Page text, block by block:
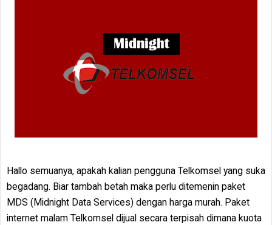
Hallo semuanya, apakah kalian pengguna Telkomsel yang suka
begadang. Biar tambah betah maka perlu ditemenin paket
MDS (Midnight Data Services) dengan harga murah. Paket
internet malam Telkomsel dijual secara terpisah dimana kuota